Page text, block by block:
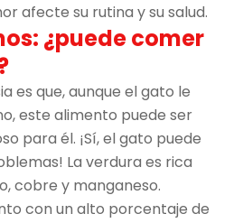
afecte su rutina y su salud.
¿puede comer
es que, aunque el gato le
este alimento puede ser
para él. ¡Sí, el gato puede
La verdura es rica
cobre y manganeso.
con un alto porcentaje de